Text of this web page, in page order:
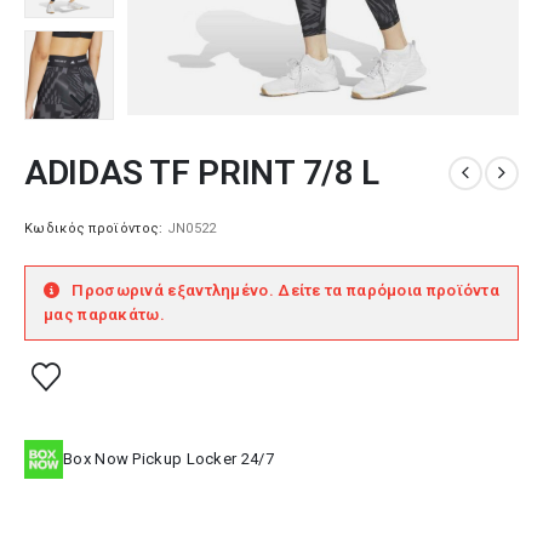
ADIDAS TF PRINT 7/8 L
Κωδικός προϊόντος: JN0522
Προσωρινά εξαντλημένο. Δείτε τα παρόμοια προϊόντα
μας παρακάτω.
Box Now Pickup Locker 24/7